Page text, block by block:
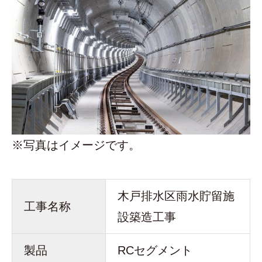
※写真はイメージです。
工事名称
木戸排水区雨水貯留施
設築造工事
製品 RCセグメント